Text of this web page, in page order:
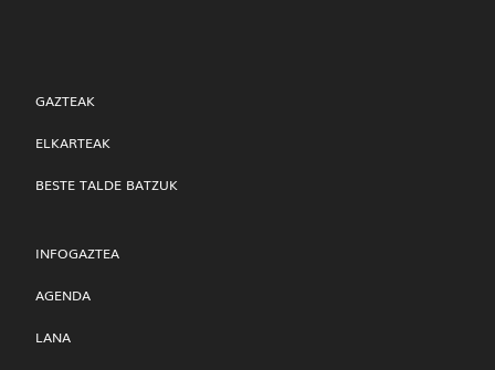
GAZTEAK
ELKARTEAK
BESTE TALDE BATZUK
INFOGAZTEA
AGENDA
LANA